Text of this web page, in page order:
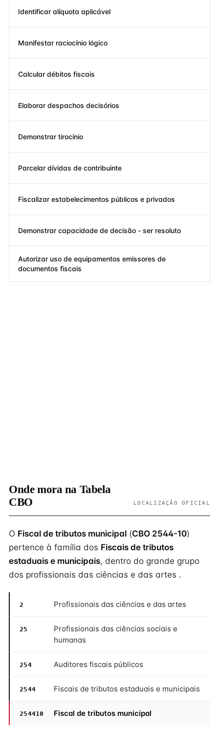
Identificar alíquota aplicável
Manifestar raciocínio lógico
Calcular débitos fiscais
Elaborar despachos decisórios
Demonstrar tirocínio
Parcelar dívidas de contribuinte
Fiscalizar estabelecimentos públicos e privados
Demonstrar capacidade de decisão - ser resoluto
Autorizar uso de equipamentos emissores de
documentos fiscais
Onde mora na Tabela
CBO
LOCALIZAÇÃO OFICIAL
O Fiscal de tributos municipal (CBO 2544-10)
pertence à família dos Fiscais de tributos
estaduais e municipais, dentro do grande grupo
dos profissionais das ciências e das artes .
2 Profissionais das ciências e das artes
25
Profissionais das ciências sociais e
humanas
254 Auditores fiscais públicos
2544 Fiscais de tributos estaduais e municipais
254410 Fiscal de tributos municipal